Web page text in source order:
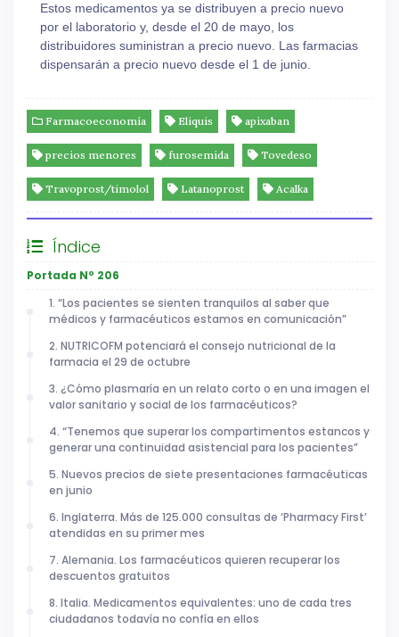
Estos medicamentos ya se distribuyen a precio nuevo
por el laboratorio y, desde el 20 de mayo, los
distribuidores suministran a precio nuevo. Las farmacias
dispensarán a precio nuevo desde el 1 de junio.
Farmacoeconomía Eliquis apixaban
precios menores furosemida Tovedeso
Travoprost/timolol Latanoprost Acalka
Índice
Portada Nº 206
1. “Los pacientes se sienten tranquilos al saber que
médicos y farmacéuticos estamos en comunicación”
2. NUTRICOFM potenciará el consejo nutricional de la
farmacia el 29 de octubre
3. ¿Cómo plasmaría en un relato corto o en una imagen el
valor sanitario y social de los farmacéuticos?
4. “Tenemos que superar los compartimentos estancos y
generar una continuidad asistencial para los pacientes”
5. Nuevos precios de siete presentaciones farmacéuticas
en junio
6. Inglaterra. Más de 125.000 consultas de ‘Pharmacy First’
atendidas en su primer mes
7. Alemania. Los farmacéuticos quieren recuperar los
descuentos gratuitos
8. Italia. Medicamentos equivalentes: uno de cada tres
ciudadanos todavía no confía en ellos